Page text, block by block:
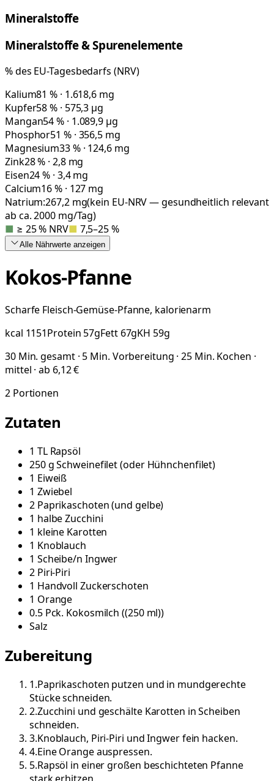
Mineralstoffe
Mineralstoffe & Spurenelemente
% des EU-Tagesbedarfs (NRV)
Kalium81 % · 1.618,6 mg
Kupfer58 % · 575,3 µg
Mangan54 % · 1.089,9 µg
Phosphor51 % · 356,5 mg
Magnesium33 % · 124,6 mg
Zink28 % · 2,8 mg
Eisen24 % · 3,4 mg
Calcium16 % · 127 mg
Natrium:267,2mg(kein EU-NRV — gesundheitlich relevant
ab ca. 2000 mg/Tag)
■ ≥ 25 % NRV■ 7,5–25 %
Alle Nährwerte anzeigen
Kokos-Pfanne
Scharfe Fleisch-Gemüse-Pfanne, kalorienarm
kcal 1151Protein 57gFett 67gKH 59g
30 Min. gesamt · 5 Min. Vorbereitung · 25 Min. Kochen ·
mittel · ab 6,12 €
2 Portionen
Zutaten
1 TL Rapsöl
250gSchweinefilet(oder Hühnchenfilet)
1 Eiweiß
1 Zwiebel
2 Paprikaschoten(und gelbe)
1 halbeZucchini
1 kleine Karotten
1 Knoblauch
1 Scheibe/n Ingwer
2 Piri-Piri
1 Handvoll Zuckerschoten
1 Orange
0.5 Pck. Kokosmilch ((250 ml))
Salz
Zubereitung
1.Paprikaschoten putzen und in mundgerechte
Stücke schneiden.
2.Zucchini und geschälte Karotten in Scheiben
schneiden.
3.Knoblauch, Piri-Piri und Ingwer fein hacken.
4.Eine Orange auspressen.
5.Rapsöl in einer großen beschichteten Pfanne